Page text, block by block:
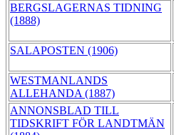
BERGSLAGERNAS TIDNING
(1888)
SALAPOSTEN (1906)
WESTMANLANDS
ALLEHANDA (1887)
ANNONSBLAD TILL
TIDSKRIFT FÖR LANDTMÄN